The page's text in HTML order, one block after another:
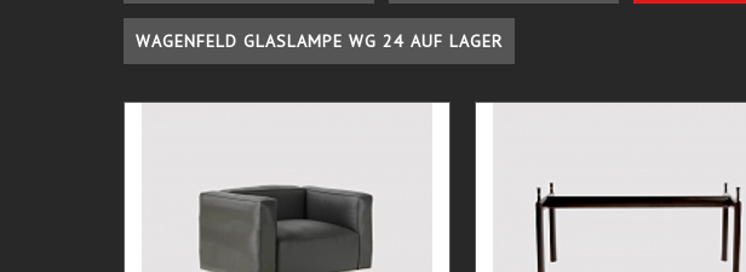
WAGENFELD GLASLAMPE WG 24 AUF LAGER